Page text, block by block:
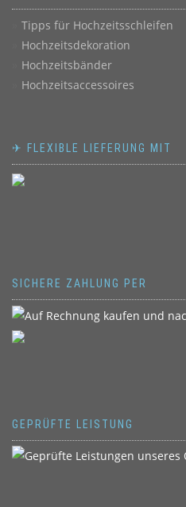
Tipps für Hochzeitsschleifen
Hochzeitsdekoration
Hochzeitsbänder
Hochzeitsaccessoires
✈ FLEXIBLE LIEFERUNG MIT
SICHERE ZAHLUNG PER
GEPRÜFTE LEISTUNG